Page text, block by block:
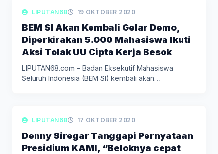
LIPUTAN BERITA
LIPUTAN68 19 OKTOBER 2020
BEM SI Akan Kembali Gelar Demo,
Diperkirakan 5.000 Mahasiswa Ikuti
Aksi Tolak UU Cipta Kerja Besok
LIPUTAN68.com – Badan Eksekutif Mahasiswa
Seluruh Indonesia (BEM SI) kembali akan
LIPUTAN BERITA
LIPUTAN68 17 OKTOBER 2020
Denny Siregar Tanggapi Pernyataan
Presidium KAMI, “Beloknya cepat